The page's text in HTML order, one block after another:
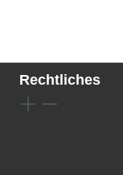
Rechtliches